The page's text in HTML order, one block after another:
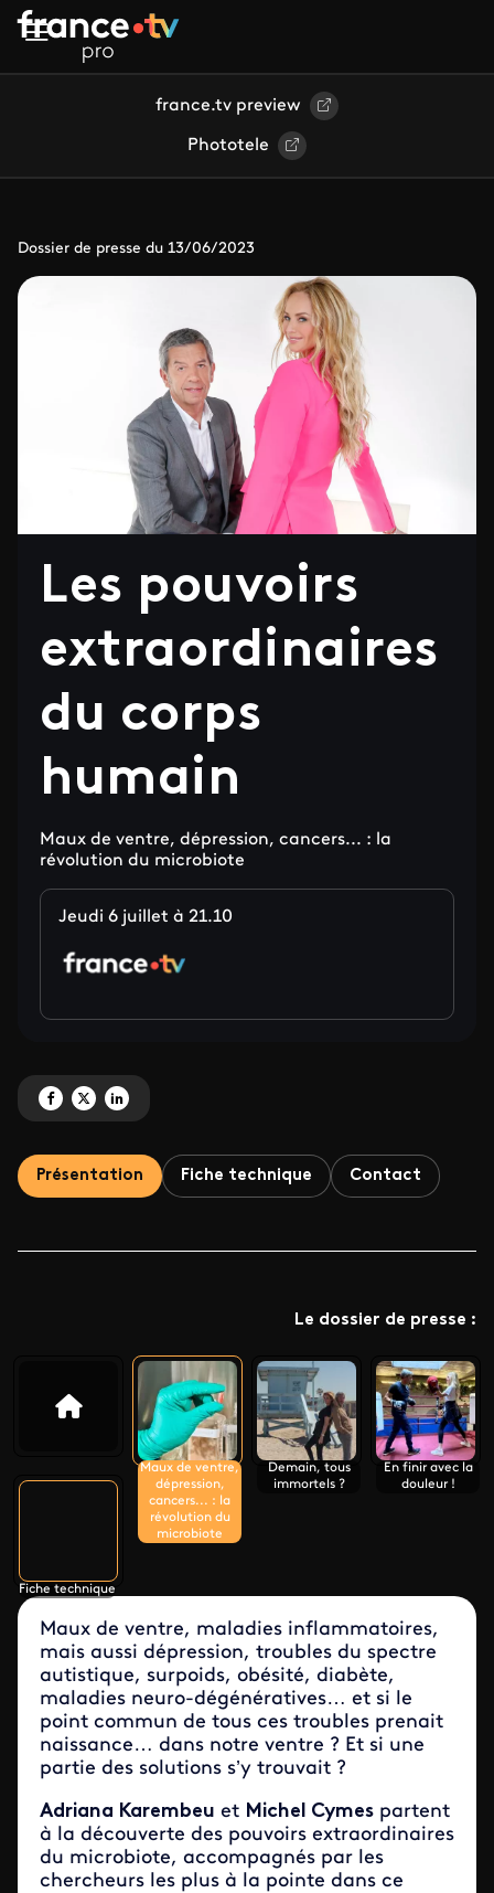
Aller au contenu principal
france.tv preview
Phototele
Dossier de presse du 13/06/2023
Les pouvoirs
extraordinaires
du corps
humain
Maux de ventre, dépression, cancers... : la
révolution du microbiote
Jeudi 6 juillet à 21.10
Partagez 'Les pouvoirs extraordinaires du corps humain' sur Facebook
Partagez 'Les pouvoirs extraordinaires du corps humain' sur X
Partagez 'Les pouvoirs extraordinaires du corps humain' sur
Présentation Fiche technique Contact
Le dossier de presse :
Maux de ventre,
dépression,
cancers... : la
révolution du
microbiote
Demain, tous
immortels ?
En finir avec la
douleur !
Fiche technique
Maux de ventre, maladies inflammatoires,
mais aussi dépression, troubles du spectre
autistique, surpoids, obésité, diabète,
maladies neuro-dégénératives… et si le
point commun de tous ces troubles prenait
naissance… dans notre ventre ? Et si une
partie des solutions s’y trouvait ?
Adriana Karembeu et Michel Cymes partent
à la découverte des pouvoirs extraordinaires
du microbiote, accompagnés par les
chercheurs les plus à la pointe dans ce